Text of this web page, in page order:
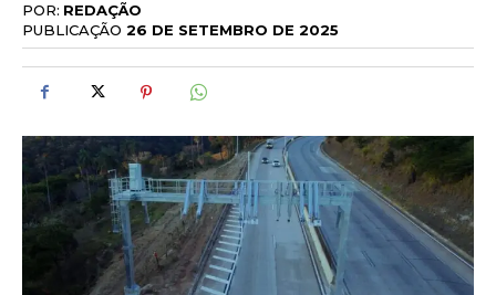
POR: REDAÇÃO
PUBLICAÇÃO 26 DE SETEMBRO DE 2025